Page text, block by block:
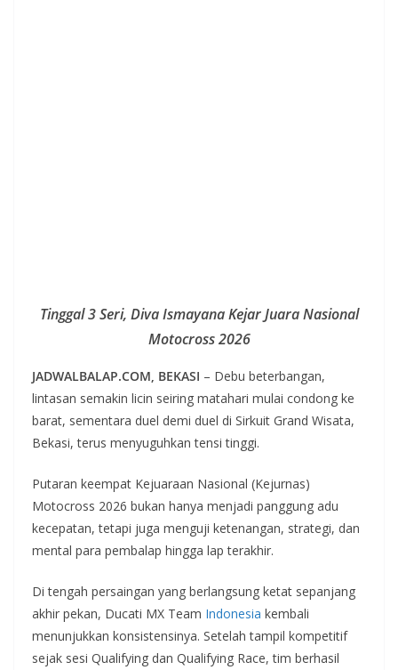
Tinggal 3 Seri, Diva Ismayana Kejar Juara Nasional
Motocross 2026
JADWALBALAP.COM, BEKASI – Debu beterbangan,
lintasan semakin licin seiring matahari mulai condong ke
barat, sementara duel demi duel di Sirkuit Grand Wisata,
Bekasi, terus menyuguhkan tensi tinggi.
Putaran keempat Kejuaraan Nasional (Kejurnas)
Motocross 2026 bukan hanya menjadi panggung adu
kecepatan, tetapi juga menguji ketenangan, strategi, dan
mental para pembalap hingga lap terakhir.
Di tengah persaingan yang berlangsung ketat sepanjang
akhir pekan, Ducati MX Team Indonesia kembali
menunjukkan konsistensinya. Setelah tampil kompetitif
sejak sesi Qualifying dan Qualifying Race, tim berhasil